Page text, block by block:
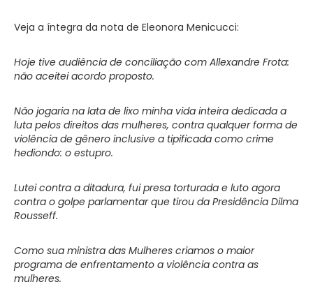
Veja a íntegra da nota de Eleonora Menicucci:
Hoje tive audiência de conciliação com Allexandre Frota:
não aceitei acordo proposto.
Não jogaria na lata de lixo minha vida inteira dedicada a
luta pelos direitos das mulheres, contra qualquer forma de
violência de gênero inclusive a tipificada como crime
hediondo: o estupro.
Lutei contra a ditadura, fui presa torturada e luto agora
contra o golpe parlamentar que tirou da Presidência Dilma
Rousseff.
Como sua ministra das Mulheres criamos o maior
programa de enfrentamento a violência contra as
mulheres.